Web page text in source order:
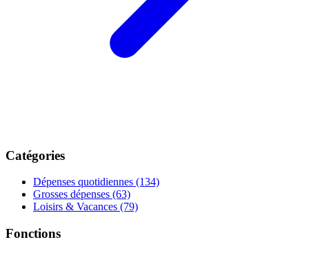
Catégories
Dépenses quotidiennes (134)
Grosses dépenses (63)
Loisirs & Vacances (79)
Fonctions